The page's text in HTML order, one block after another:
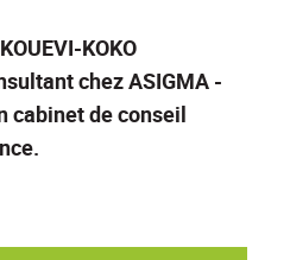
KOKO
chez ASIGMA -
cabinet de conseil